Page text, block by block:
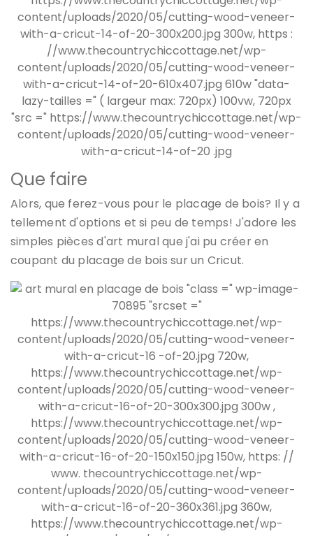
Que faire
Alors, que ferez-vous pour le placage de bois? Il y a
tellement d'options et si peu de temps! J'adore les
simples pièces d'art mural que j'ai pu créer en
coupant du placage de bois sur un Cricut.